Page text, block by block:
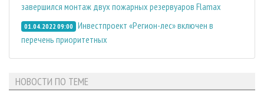
завершился монтаж двух пожарных резервуаров Flamax
01.04.2022 09:00 Инвестпроект «Регион-лес» включен в
перечень приоритетных
НОВОСТИ ПО ТЕМЕ